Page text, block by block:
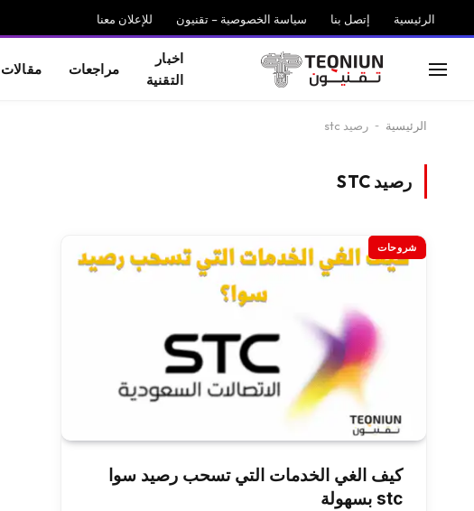
الرئيسية إتصل بنا سياسة الخصوصية – تقنيون للإعلان معنا
اخبار
التقنية
مراجعات مقالات
الرئيسية - رصيد stc
رصيد STC
شروحات
كيف الغي الخدمات التي تسحب رصيد سوا
stc بسهولة